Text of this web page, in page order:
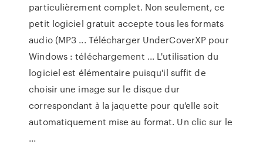
particulièrement complet. Non seulement, ce
petit logiciel gratuit accepte tous les formats
audio (MP3 ... Télécharger UnderCoverXP pour
Windows : téléchargement ... L'utilisation du
logiciel est élémentaire puisqu'il suffit de
choisir une image sur le disque dur
correspondant à la jaquette pour qu'elle soit
automatiquement mise au format. Un clic sur le
...